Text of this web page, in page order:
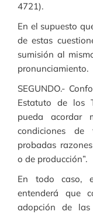
4721).
En el supuesto
de estas
sumisión al
pronunciamiento.
SEGUNDO.-
Estatuto de los
pueda acordar
condiciones de
probadas
o de producción”.
En todo caso,
entenderá que
adopción de